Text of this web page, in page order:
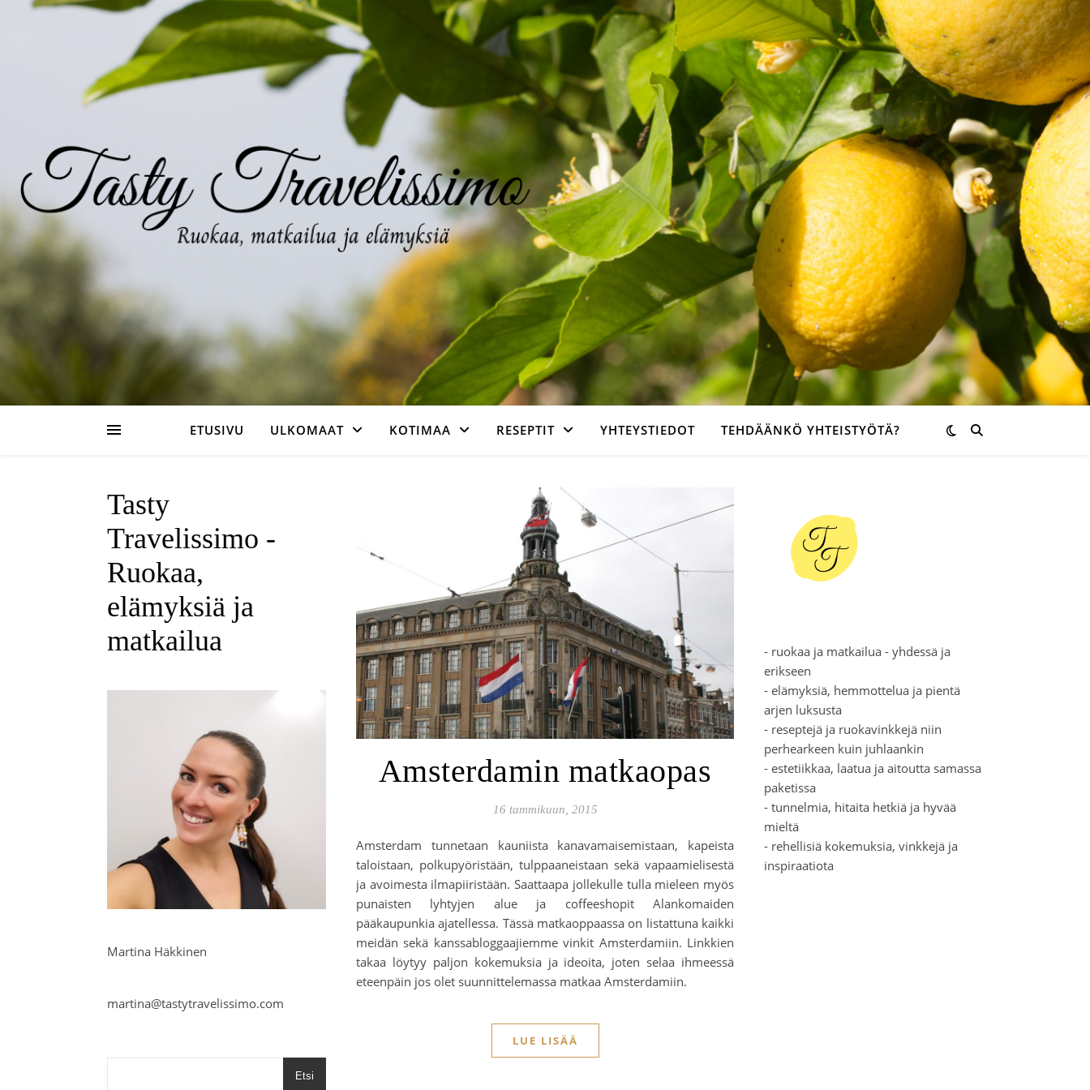
ETUSIVU ULKOMAAT KOTIMAA RESEPTIT YHTEYSTIEDOT TEHDÄÄNKÖ YHTEISTYÖTÄ?
Tasty
Travelissimo -
Ruokaa,
elämyksiä ja
matkailua
Martina Häkkinen
martina@tastytravelissimo.com
Etsi
Amsterdamin matkaopas
16 tammikuun, 2015
Amsterdam tunnetaan kauniista kanavamaisemistaan, kapeista
taloistaan, polkupyöristään, tulppaaneistaan sekä vapaamielisestä
ja avoimesta ilmapiiristään. Saattaapa jollekulle tulla mieleen myös
punaisten lyhtyjen alue ja coffeeshopit Alankomaiden
pääkaupunkia ajatellessa. Tässä matkaoppaassa on listattuna kaikki
meidän sekä kanssabloggaajiemme vinkit Amsterdamiin. Linkkien
takaa löytyy paljon kokemuksia ja ideoita, joten selaa ihmeessä
eteenpäin jos olet suunnittelemassa matkaa Amsterdamiin.
LUE LISÄÄ
- ruokaa ja matkailua - yhdessä ja
erikseen
- elämyksiä, hemmottelua ja pientä
arjen luksusta
- reseptejä ja ruokavinkkejä niin
perhearkeen kuin juhlaankin
- estetiikkaa, laatua ja aitoutta samassa
paketissa
- tunnelmia, hitaita hetkiä ja hyvää
mieltä
- rehellisiä kokemuksia, vinkkejä ja
inspiraatiota